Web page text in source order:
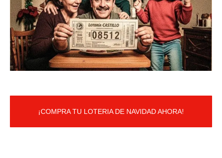
¡COMPRA TU LOTERIA DE NAVIDAD AHORA!